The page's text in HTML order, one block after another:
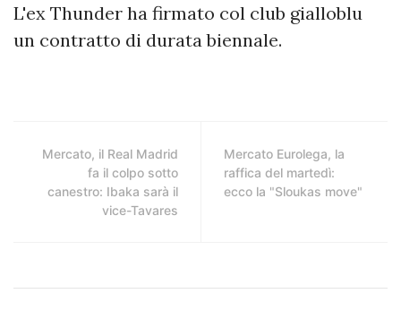
L'ex Thunder ha firmato col club gialloblu
un contratto di durata biennale.
Mercato, il Real Madrid
fa il colpo sotto
canestro: Ibaka sarà il
vice-Tavares
Mercato Eurolega, la
raffica del martedì:
ecco la "Sloukas move"